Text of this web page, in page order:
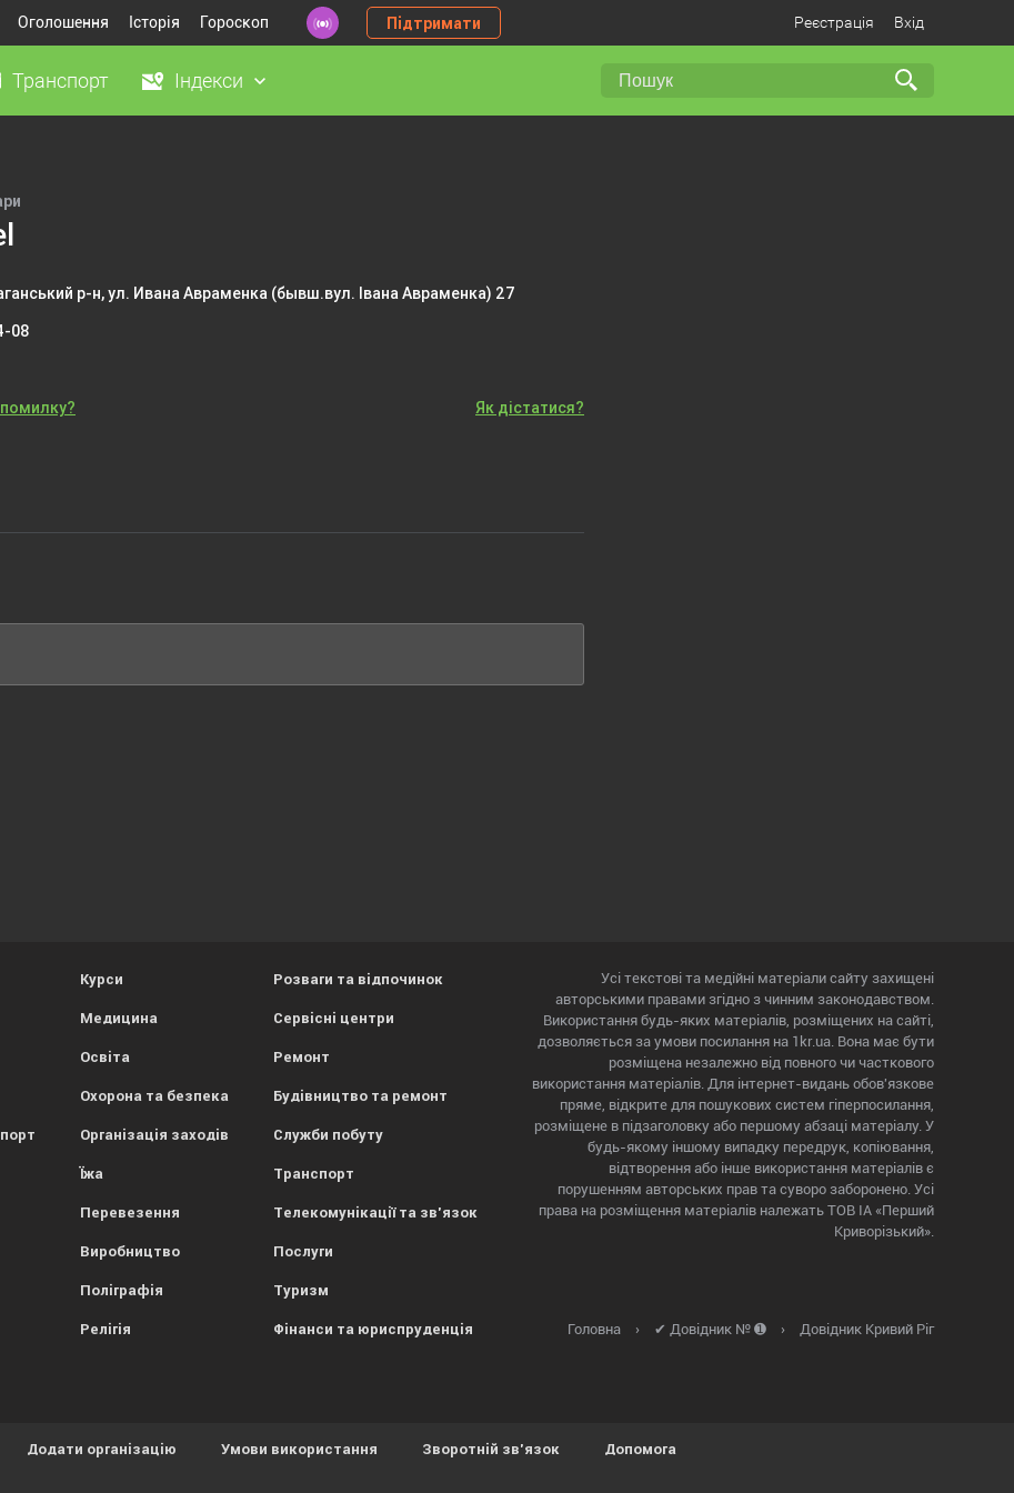
Оголошення Історія Гороскоп Підтримати Реєстрація Вхід
Транспорт Індекси
р-н, ул. Ивана Авраменка (бывш.вул. Івана Авраменка) 27
08
Як дістатися?
Курси
Медицина
Освіта
Охорона та безпека
Організація заходів
Їжа
Перевезення
Виробництво
Поліграфія
Релігія
Розваги та відпочинок
Сервісні центри
Ремонт
Будівництво та ремонт
Служби побуту
Транспорт
Телекомунікації та зв'язок
Послуги
Туризм
Фінанси та юриспруденція
Усі текстові та медійні матеріали сайту захищені
авторськими правами згідно з чинним законодавством.
Використання будь-яких матеріалів, розміщених на сайті,
дозволяється за умови посилання на 1kr.ua. Вона має бути
розміщена незалежно від повного чи часткового
використання матеріалів. Для інтернет-видань обов'язкове
пряме, відкрите для пошукових систем гіперпосилання,
розміщене в підзаголовку або першому абзаці матеріалу. У
будь-якому іншому випадку передрук, копіювання,
відтворення або інше використання матеріалів є
порушенням авторських прав та суворо заборонено. Усі
права на розміщення матеріалів належать ТОВ ІА «Перший
Криворізький».
Головна › ✔ Довідник № ➊ › Довідник Кривий Ріг
Додати організацію Умови використання Зворотній зв'язок Допомога